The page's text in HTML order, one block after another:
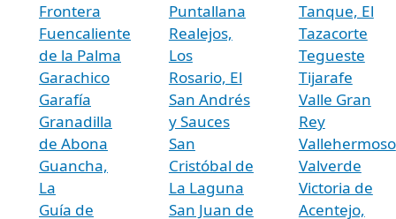
Frontera
Fuencaliente
de la Palma
Garachico
Garafía
Granadilla
de Abona
Guancha,
La
Guía de
Puntallana
Realejos,
Los
Rosario, El
San Andrés
y Sauces
San
Cristóbal de
La Laguna
San Juan de
Tanque, El
Tazacorte
Tegueste
Tijarafe
Valle Gran
Rey
Vallehermoso
Valverde
Victoria de
Acentejo,